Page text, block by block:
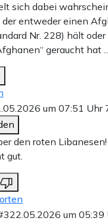
sich dabei
entweder einen
Nr. 228) hält oder
geraucht hat
um 07:51 Uhr
den roten Libanesen!
gut.
22.05.2026 um 05:39